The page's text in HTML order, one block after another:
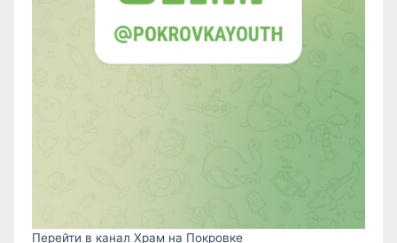
Перейти в канал Храм на Покровке